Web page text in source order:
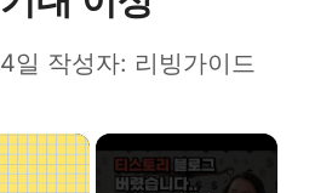
일 작성자: 리빙가이드
×